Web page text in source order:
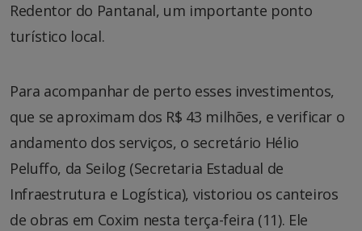
Redentor do Pantanal, um importante ponto
turístico local.
Para acompanhar de perto esses investimentos,
que se aproximam dos R$ 43 milhões, e verificar o
andamento dos serviços, o secretário Hélio
Peluffo, da Seilog (Secretaria Estadual de
Infraestrutura e Logística), vistoriou os canteiros
de obras em Coxim nesta terça-feira (11). Ele